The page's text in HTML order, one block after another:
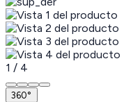
1 / 4
360°